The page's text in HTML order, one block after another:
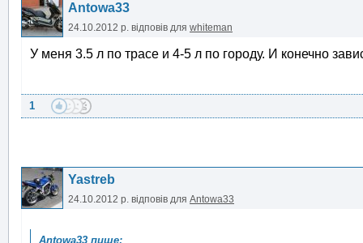
Antowa33
24.10.2012 р. відповів для whiteman
У меня 3.5 л по трасе и 4-5 л по городу. И конечно
1
Yastreb
24.10.2012 р. відповів для Antowa33